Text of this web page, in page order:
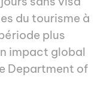
du tourisme à
plus
impact global
Department of